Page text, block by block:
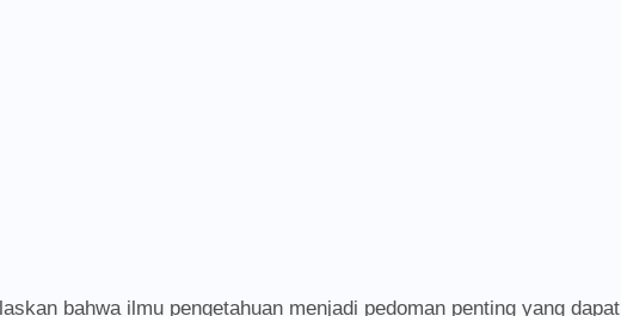
bahwa ilmu pengetahuan menjadi pedoman penting yang dapat